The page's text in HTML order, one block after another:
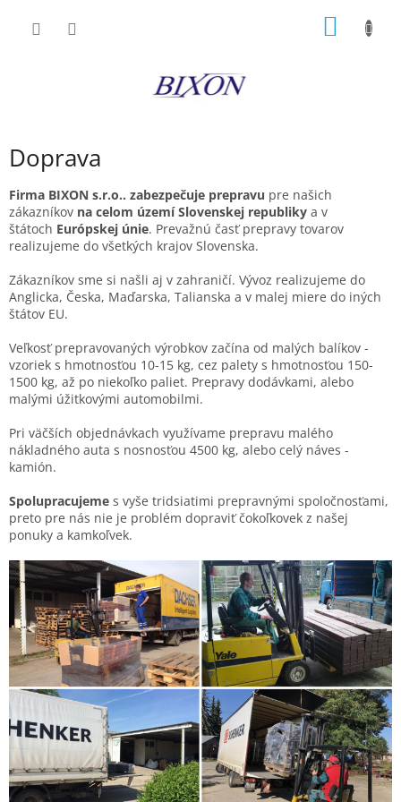
Doprava
Firma BIXON s.r.o.. zabezpečuje prepravu pre našich
zákazníkov na celom území Slovenskej republiky a v
štátoch Európskej únie. Prevažnú časť prepravy tovarov
realizujeme do všetkých krajov Slovenska.
Zákazníkov sme si našli aj v zahraničí. Vývoz realizujeme do
Anglicka, Česka, Maďarska, Talianska a v malej miere do iných
štátov EU.
Veľkosť prepravovaných výrobkov začína od malých balíkov -
vzoriek s hmotnosťou 10-15 kg, cez palety s hmotnosťou 150-
1500 kg, až po niekoľko paliet. Prepravy dodávkami, alebo
malými úžitkovými automobilmi.
Pri väčších objednávkach využívame prepravu malého
nákladného auta s nosnosťou 4500 kg, alebo celý náves -
kamión.
Spolupracujeme s vyše tridsiatimi prepravnými spoločnosťami,
preto pre nás nie je problém dopraviť čokoľkovek z našej
ponuky a kamkoľvek.